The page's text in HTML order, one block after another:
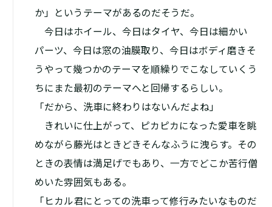
か」というテーマがあるのだそうだ。
今日はホイール、今日はタイヤ、今日は細かい
パーツ、今日は窓の油膜取り、今日はボディ磨き――そ
うやって幾つかのテーマを順繰りでこなしていくう
ちにまた最初のテーマへと回帰するらしい。
「だから、洗車に終わりはないんだよね」
きれいに仕上がって、ピカピカになった愛車を眺
めながら藤光はときどきそんなふうに洩らす。その
ときの表情は満足げでもあり、一方でどこか苦行僧
めいた雰囲気もある。
「ヒカル君にとっての洗車って修行みたいなものだ